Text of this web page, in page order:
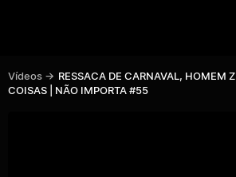
Vídeos -> RESSACA DE CARNAVAL, HOMEM
COISAS | NÃO IMPORTA #55